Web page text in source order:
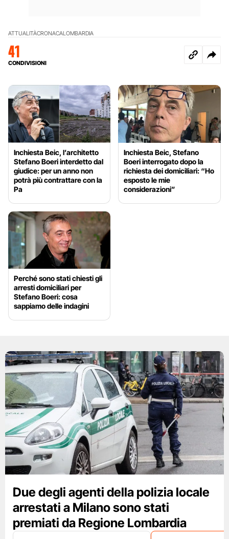
ATTUALITÀCRONACALOMBARDIA
41
CONDIVISIONI
Inchiesta Beic, l’architetto
Stefano Boeri interdetto dal
giudice: per un anno non
potrà più contrattare con la
Pa
Inchiesta Beic, Stefano
Boeri interrogato dopo la
richiesta dei domiciliari: “Ho
esposto le mie
considerazioni”
Perché sono stati chiesti gli
arresti domiciliari per
Stefano Boeri: cosa
sappiamo delle indagini
Due degli agenti della polizia locale
arrestati a Milano sono stati
premiati da Regione Lombardia